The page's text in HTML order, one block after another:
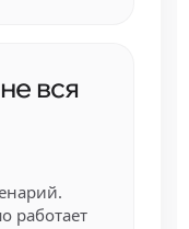
вся
работает